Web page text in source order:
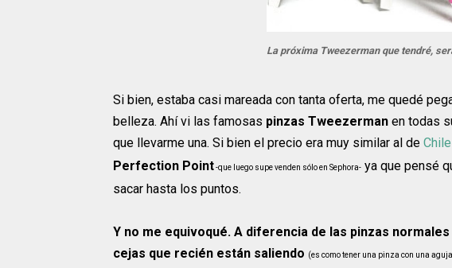
La próxima Tweezerman que tendré,
Si bien, estaba casi mareada con tanta oferta, me quedé
belleza. Ahí vi las famosas pinzas Tweezerman en todas
que llevarme una. Si bien el precio era muy similar al de Chile
Perfection Point-que luego supe venden sólo en Sephora- ya que pensé
sacar hasta los puntos.
Y no me equivoqué. A diferencia de las pinzas
cejas que recién están saliendo (es como tener una pinza con una